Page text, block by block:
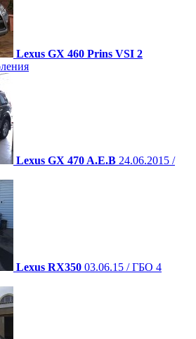
Lexus GX 460 Prins VSI 2
Lexus GX 470 A.E.B 24.06.2015 /
Lexus RX350 03.06.15 / ГБО 4